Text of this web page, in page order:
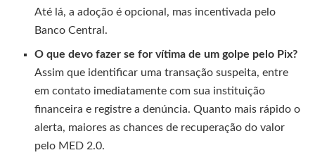
Até lá, a adoção é opcional, mas incentivada pelo
Banco Central.
O que devo fazer se for vítima de um golpe pelo Pix?
Assim que identificar uma transação suspeita, entre
em contato imediatamente com sua instituição
financeira e registre a denúncia. Quanto mais rápido o
alerta, maiores as chances de recuperação do valor
pelo MED 2.0.